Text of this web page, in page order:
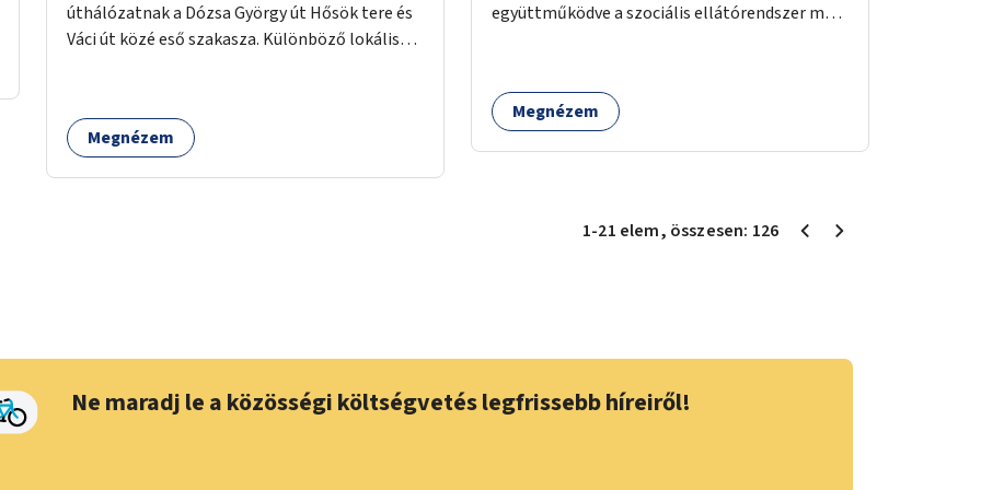
úthálózatnak a Dózsa György út Hősök tere és
Váci út közé eső szakasza. Különböző lokális
biztonsága már azt megelőzően, hogy
többéves távlatban sor kerülne az út teljes
Megnézem
együttműködve a szociális ellátórendszer más
Megnézem
1-21 elem, összesen: 126
Ne maradj le a közösségi költségvetés legfrissebb híreiről!